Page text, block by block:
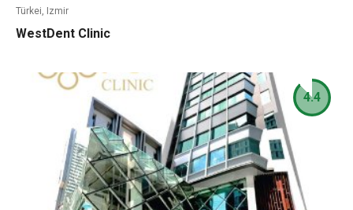
Türkei, Izmir
WestDent Clinic
4.4